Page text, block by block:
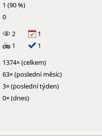
1 (90 %)
0
2
1
1
1
1374× (celkem)
63× (poslední měsíc)
3× (poslední týden)
0× (dnes)